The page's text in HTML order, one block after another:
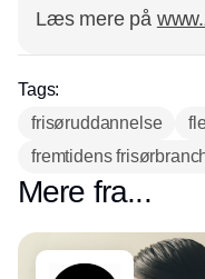
Læs mere på
Tags:
frisøruddannelse
fremtidens
Mere fra...